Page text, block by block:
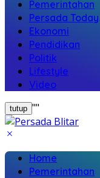
Pemerintahan
Persada Today
Ekonomi
Pendidikan
Politik
Lifestyle
Video
tutup ""
Home
Pemerintahan